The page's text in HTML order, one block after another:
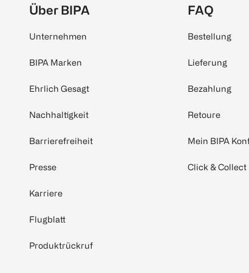
Über BIPA
Unternehmen
BIPA Marken
Ehrlich Gesagt
Nachhaltigkeit
Barrierefreiheit
Presse
Karriere
Flugblatt
Produktrückruf
FAQ
Bestellung
Lieferung
Bezahlung
Retoure
Mein BIPA
Click & Collect